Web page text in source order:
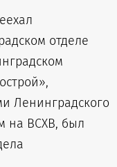
отделе
Ленинградского
на ВСХВ, был